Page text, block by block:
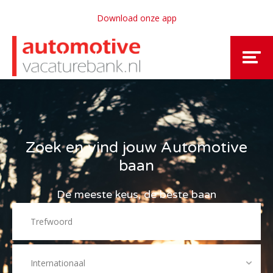
Download onze app
Zoek en vind jouw Automotive
baan
De meeste keus, de beste baan